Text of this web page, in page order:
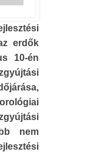
erdők
10-én
nem